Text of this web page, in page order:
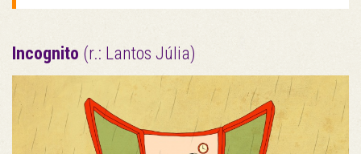
Incognito (r.: Lantos Júlia)